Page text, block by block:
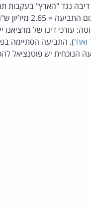
תביעת דיבה נגד "הארץ"
וטען, בין השאר, לקשרים בינו
עורכי דינו של מרציאנו
ואח'). התביעה הסתיימה
יש פוטנציאל